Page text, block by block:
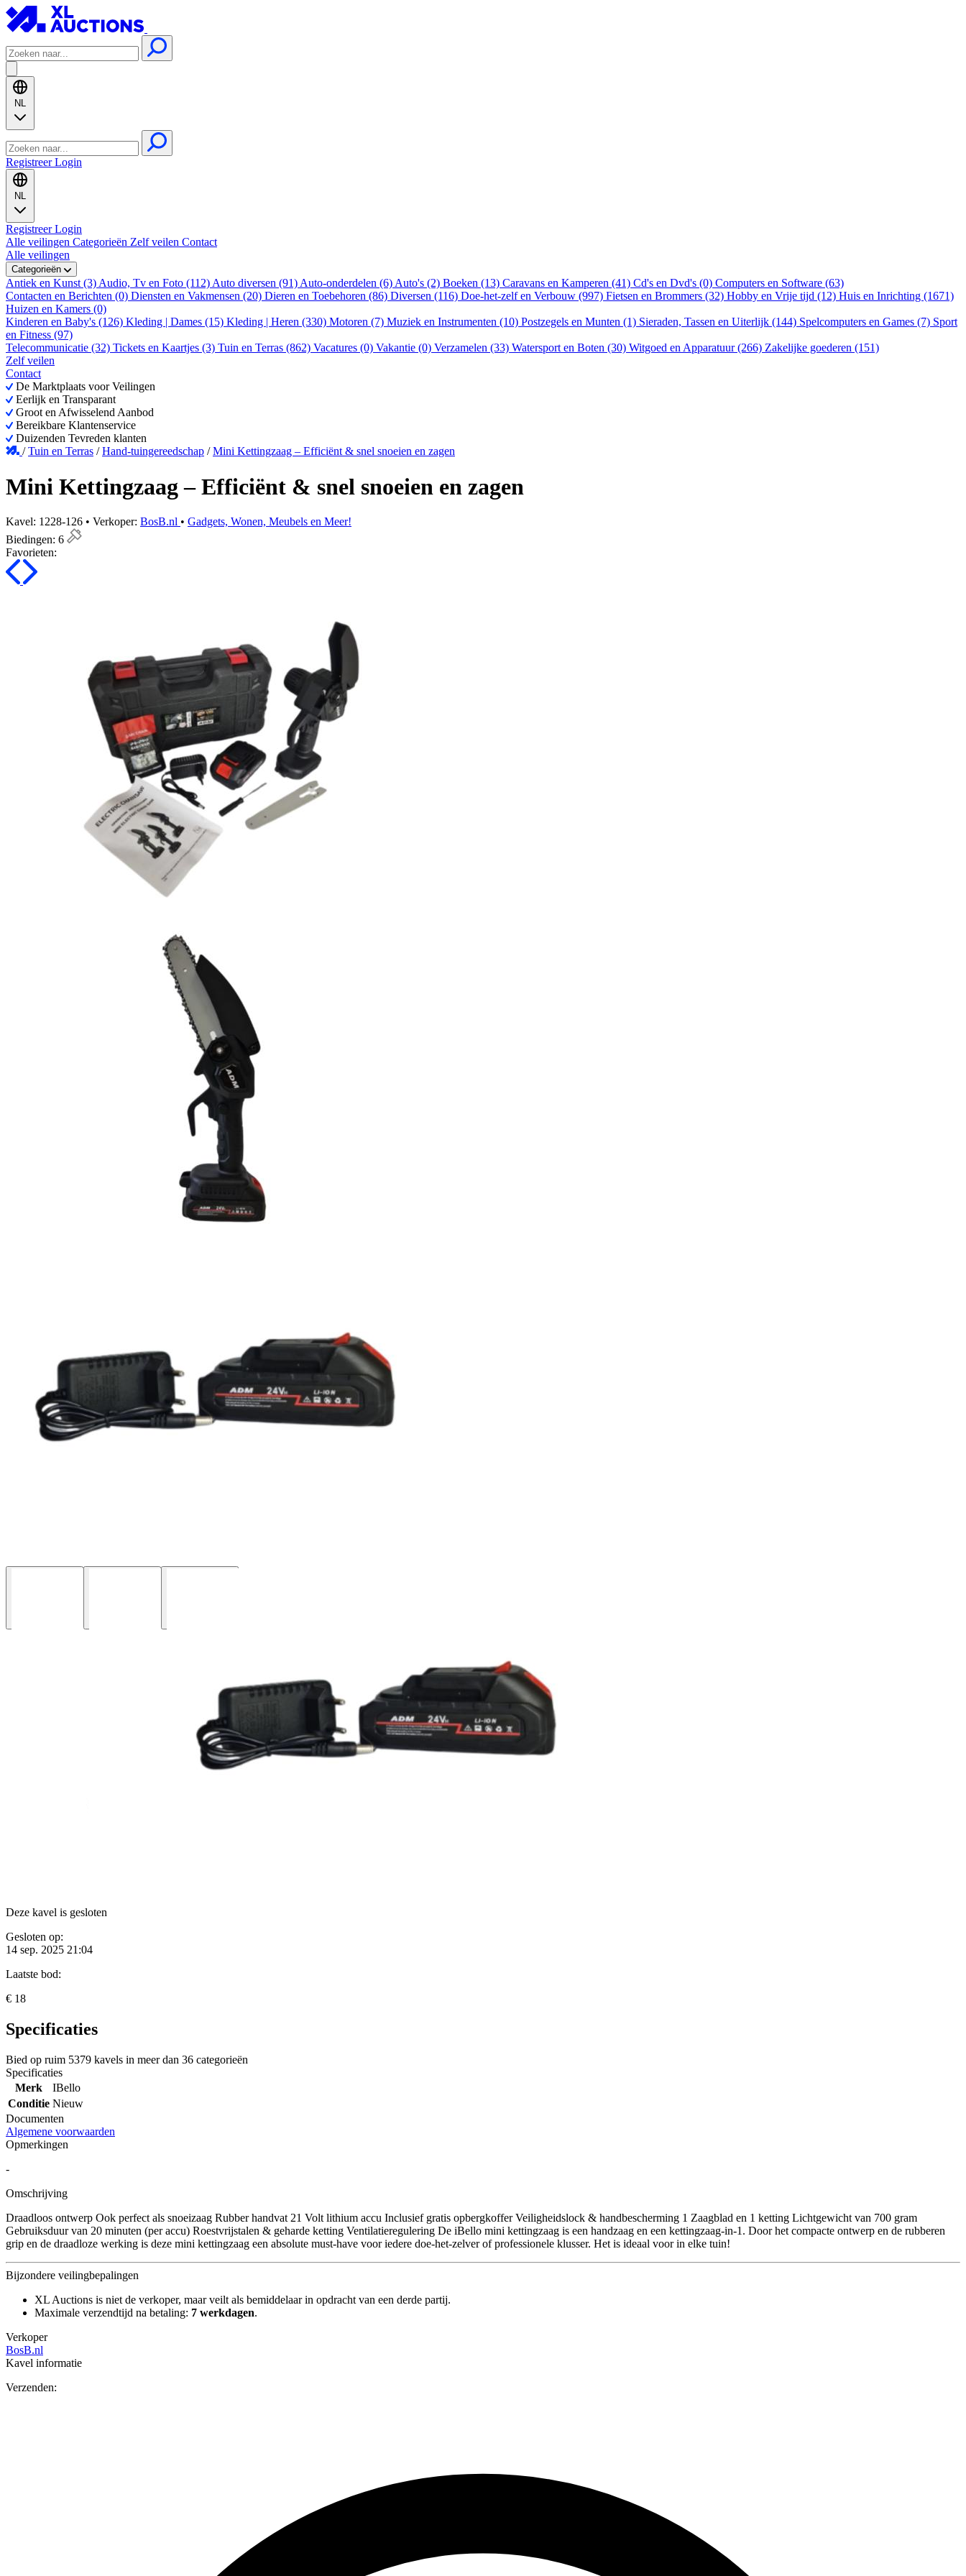
NL
RegistreerLogin
NL
RegistreerLogin
Alle veilingen Categorieën Zelf veilen Contact
Alle veilingen
Categorieën
Antiek en Kunst (3) Audio, Tv en Foto (112) Auto diversen (91) Auto-onderdelen (6) Auto's (2) Boeken (13) Caravans en Kamperen (41) Cd's en Dvd's (0) Computers en Software (63)
Contacten en Berichten (0) Diensten en Vakmensen (20) Dieren en Toebehoren (86) Diversen (116) Doe-het-zelf en Verbouw (997) Fietsen en Brommers (32) Hobby en Vrije tijd (12) Huis en Inrichting (1671)
Huizen en Kamers (0)
Kinderen en Baby's (126) Kleding | Dames (15) Kleding | Heren (330) Motoren (7) Muziek en Instrumenten (10) Postzegels en Munten (1) Sieraden, Tassen en Uiterlijk (144) Spelcomputers en Games (7) Sport
en Fitness (97)
Telecommunicatie (32) Tickets en Kaartjes (3) Tuin en Terras (862) Vacatures (0) Vakantie (0) Verzamelen (33) Watersport en Boten (30) Witgoed en Apparatuur (266) Zakelijke goederen (151)
Zelf veilen
Contact
De Marktplaats voor Veilingen
Eerlijk en Transparant
Groot en Afwisselend Aanbod
Bereikbare Klantenservice
Duizenden Tevreden klanten
/Tuin en Terras /Hand-tuingereedschap /Mini Kettingzaag – Efficiënt & snel snoeien en zagen
Mini Kettingzaag – Efficiënt & snel snoeien en zagen
Kavel: 1228-126 • Verkoper: BosB.nl • Gadgets, Wonen, Meubels en Meer!
Biedingen: 6
Favorieten:
Deze kavel is gesloten
Gesloten op:
14 sep. 2025 21:04
Laatste bod:
€ 18
Specificaties
Bied op ruim 5379 kavels in meer dan 36 categorieën
Specificaties
Merk
IBello
Conditie Nieuw
Documenten
Algemene voorwaarden
Opmerkingen
-
Omschrijving
Draadloos ontwerp Ook perfect als snoeizaag Rubber handvat 21 Volt lithium accu Inclusief gratis opbergkoffer Veiligheidslock & handbescherming 1 Zaagblad en 1 ketting Lichtgewicht van 700 gram
Gebruiksduur van 20 minuten (per accu) Roestvrijstalen & geharde ketting Ventilatieregulering De iBello mini kettingzaag is een handzaag en een kettingzaag-in-1. Door het compacte ontwerp en de rubberen
grip en de draadloze werking is deze mini kettingzaag een absolute must-have voor iedere doe-het-zelver of professionele klusser. Het is ideaal voor in elke tuin!
Bijzondere veilingbepalingen
XL Auctions is niet de verkoper, maar veilt als bemiddelaar in opdracht van een derde partij.
Maximale verzendtijd na betaling: 7 werkdagen.
Verkoper
BosB.nl
Kavel informatie
Verzenden: